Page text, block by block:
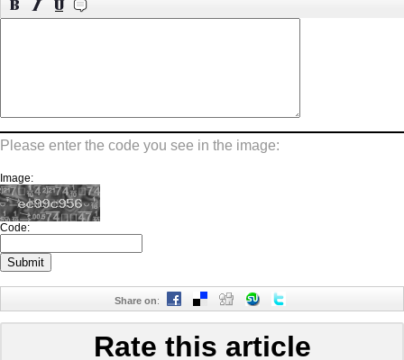
Please enter the code you see in the image:
Image:
Code:
Share on:
Rate this article